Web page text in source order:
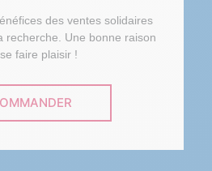
des ventes solidaires
recherche. Une bonne raison
faire plaisir !